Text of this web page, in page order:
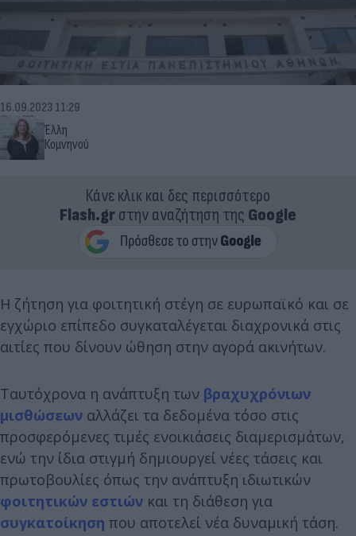
Έλλη
Κομνηνού
16.09.2023 11:29
Κάνε κλικ και δες περισσότερο
Flash.grστην αναζήτηση της Google
Η ζήτηση για φοιτητική στέγη σε ευρωπαϊκό και σε
εγχώριο επίπεδο συγκαταλέγεται διαχρονικά στις
αιτίες που δίνουν ώθηση στην αγορά ακινήτων.
Ταυτόχρονα η ανάπτυξη των βραχυχρόνιων
μισθώσεων αλλάζει τα δεδομένα τόσο στις
προσφερόμενες τιμές ενοικιάσεις διαμερισμάτων,
ενώ την ίδια στιγμή δημιουργεί νέες τάσεις και
πρωτοβουλίες όπως την ανάπτυξη ιδιωτικών
φοιτητικών εστιών και τη διάθεση για
συγκατοίκηση που αποτελεί νέα δυναμική τάση.